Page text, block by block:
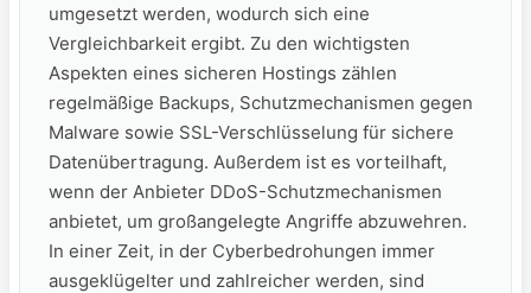
umgesetzt werden, wodurch sich eine
Vergleichbarkeit ergibt. Zu den wichtigsten
Aspekten eines sicheren Hostings zählen
regelmäßige Backups, Schutzmechanismen gegen
Malware sowie SSL-Verschlüsselung für sichere
Datenübertragung. Außerdem ist es vorteilhaft,
wenn der Anbieter DDoS-Schutzmechanismen
anbietet, um großangelegte Angriffe abzuwehren.
In einer Zeit, in der Cyberbedrohungen immer
ausgeklügelter und zahlreicher werden, sind